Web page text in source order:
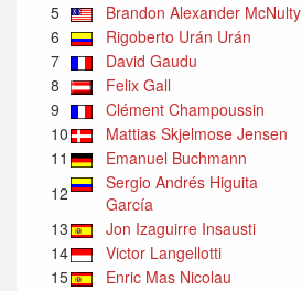
5
Brandon Alexander McNulty
6
Rigoberto Urán Urán
7
David Gaudu
8
Felix Gall
9
Clément Champoussin
10
Mattias Skjelmose Jensen
11
Emanuel Buchmann
12
Sergio Andrés Higuita
García
13
Jon Izaguirre Insausti
14
Victor Langellotti
15
Enric Mas Nicolau